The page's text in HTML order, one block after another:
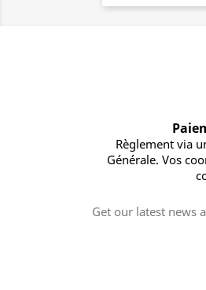
Règlement via
Générale. Vos
Get our latest news